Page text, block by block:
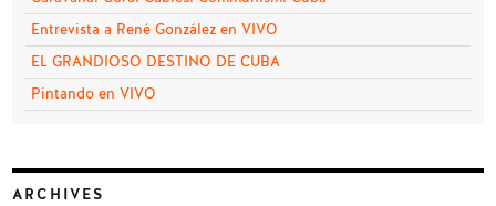
Entrevista a René González en VIVO
EL GRANDIOSO DESTINO DE CUBA
Pintando en VIVO
ARCHIVES